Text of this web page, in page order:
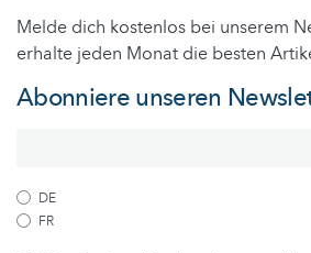
Melde dich kostenlos bei unserem
erhalte jeden Monat die besten
Abonniere unseren
DE
FR